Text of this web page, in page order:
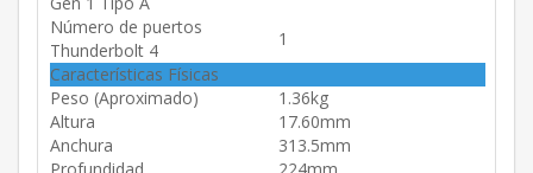
Número de puertos
Thunderbolt 4
1
Características Físicas
Peso (Aproximado)
1.36kg
Altura
17.60mm
Anchura
313.5mm